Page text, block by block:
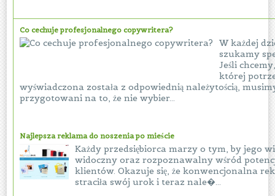
Co cechuje profesjonalnego copywritera?
W każdej
szukamy
Jeśli
której
wyświadczona została z odpowiednią należytością,
przygotowani na to, że nie wybier...
Najlepsza reklama do noszenia po mieście
Każdy przedsiębiorca marzy o tym, by jego
widoczny oraz rozpoznawalny wśród
klientów. Okazuje się, że konwencjonalna
straciła swój urok i teraz nale�...